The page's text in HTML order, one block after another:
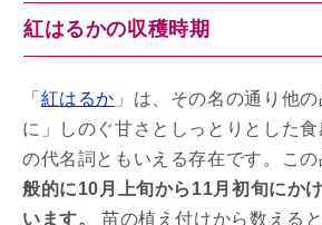
紅はるかの収穫時期
「 紅はるか 」は、その名の通り他
に」しのぐ甘さとしっとりとした
の代名詞ともいえる存在です。この
般的に10月上旬から11月初旬にか
います。
苗の植え付けから数える